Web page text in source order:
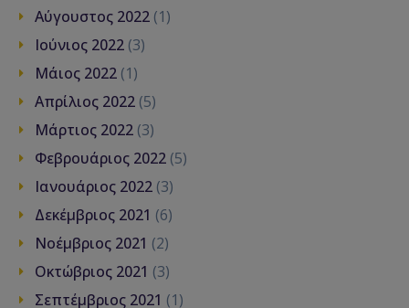
Αύγουστος 2022 (1)
Ιούνιος 2022 (3)
Μάιος 2022 (1)
Απρίλιος 2022 (5)
Μάρτιος 2022 (3)
Φεβρουάριος 2022 (5)
Ιανουάριος 2022 (3)
Δεκέμβριος 2021 (6)
Νοέμβριος 2021 (2)
Οκτώβριος 2021 (3)
Σεπτέμβριος 2021 (1)